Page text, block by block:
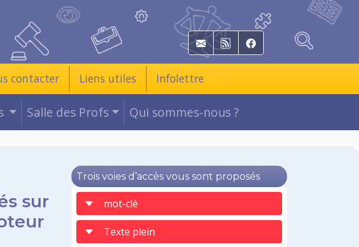
E-mail RSS Facebook
contacter Liens utiles Infolettre
Salle des Profs Qui sommes-nous ?
sur
Trois voies d’accès vous sont proposés
mot-clé
Texte plein